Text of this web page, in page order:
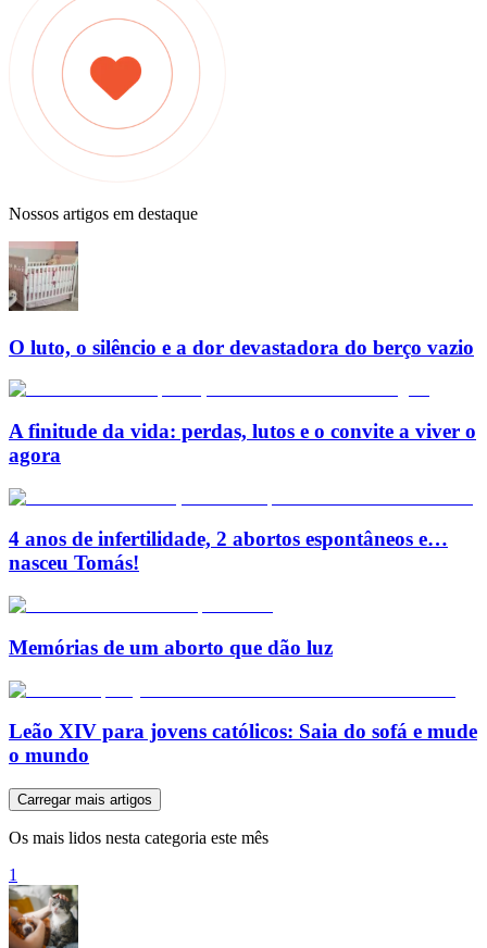
Nossos artigos em destaque
O luto, o silêncio e a dor devastadora do berço vazio
A finitude da vida: perdas, lutos e o convite a viver o
agora
4 anos de infertilidade, 2 abortos espontâneos e…
nasceu Tomás!
Memórias de um aborto que dão luz
Leão XIV para jovens católicos: Saia do sofá e mude
o mundo
Carregar mais artigos
Os mais lidos nesta categoria este mês
1